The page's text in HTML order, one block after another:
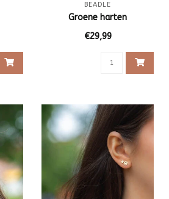
BEADLE
Groene harten
€29,99